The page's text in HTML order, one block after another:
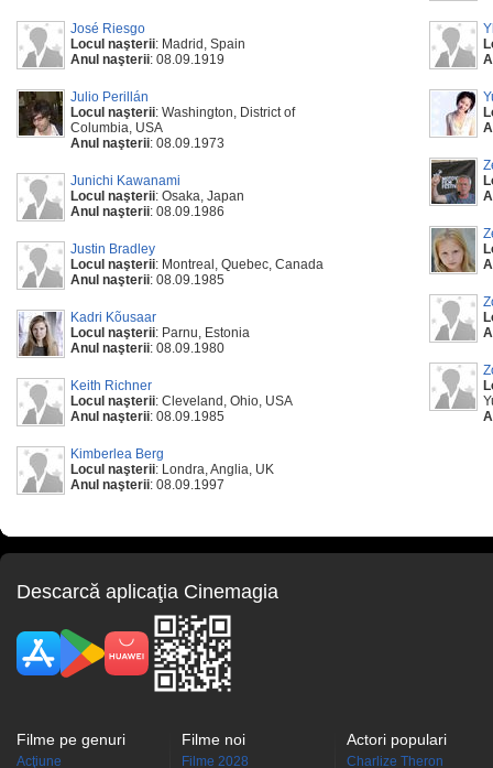
José Riesgo
Locul naşterii: Madrid, Spain
Anul naşterii: 08.09.1919
Julio Perillán
Locul naşterii: Washington, District of
Columbia, USA
Anul naşterii: 08.09.1973
Junichi Kawanami
Locul naşterii: Osaka, Japan
Anul naşterii: 08.09.1986
Justin Bradley
Locul naşterii: Montreal, Quebec, Canada
Anul naşterii: 08.09.1985
Kadri Kõusaar
Locul naşterii: Parnu, Estonia
Anul naşterii: 08.09.1980
Keith Richner
Locul naşterii: Cleveland, Ohio, USA
Anul naşterii: 08.09.1985
Kimberlea Berg
Locul naşterii: Londra, Anglia, UK
Anul naşterii: 08.09.1997
Descarcă aplicaţia Cinemagia
Filme pe genuri
Acţiune
Filme noi
Filme 2028
Actori populari
Charlize Theron